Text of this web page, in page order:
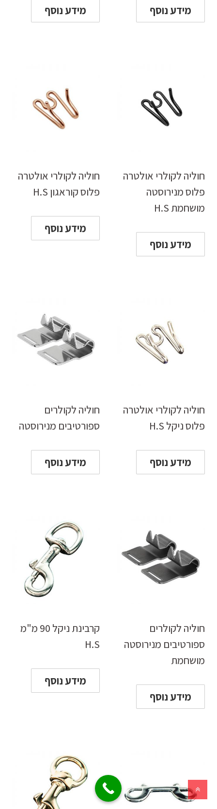
מידע נוסף מידע נוסף
חוליה לקולרי אולטרה
פלוס מנירוסטה
מושחמת H.S
מידע נוסף
חוליה לקולרי אולטרה
פלוס קוראגון H.S
מידע נוסף
חוליה לקולרי אולטרה
פלוס ניקל H.S
מידע נוסף
חוליה לקולרים
ספורטיבים מנירוסטה
מידע נוסף
חוליה לקולרים
ספורטיבים מנירוסטה
מושחמת
מידע נוסף
קרבינת ניקל 90 מ"מ
H.S
מידע נוסף
גלילה
לראש
העמוד